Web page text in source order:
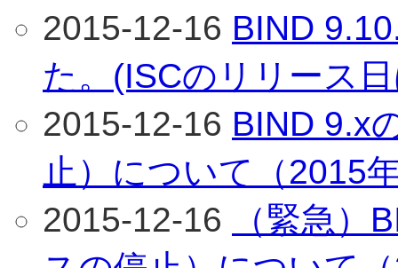
2015-12-16 BIND
た。(ISCのリリース
2015-12-16 BIND 9.x
止）について（2015
2015-12-16
（緊急）